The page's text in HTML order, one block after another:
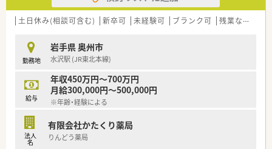
用し自身のライフステージに合わせた働き方が実現できます。
また、新卒採用を積極的に行っている関係で、経験浅い方から豊
そして将来の薬剤師の育成で、独立支援制度も行っています。独
立後もしっかりフォローするのが同社の特徴です。
＼ 企業について ／
岩手・青森県内で40店舗ほど展開しております。
東北の調剤薬局初となるISO9001を認証取得している信頼ある
企業です。
多くの顧客の心を掴み、北東北ナンバーワンの薬局として成長を
続けています。
土日休み(相談可含む) 新卒可 未経験可 ブランク可 残業なし(ほぼなし含む)
勤務地
岩手県 奥州市
水沢駅 (JR東北本線)
給与
年収450万円～700万円
月給300,000円～500,000円
※年齢・経験による
法人
名
有限会社かたくり薬局
りんどう薬局